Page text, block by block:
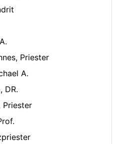
Priester
A.
DR.
Priester